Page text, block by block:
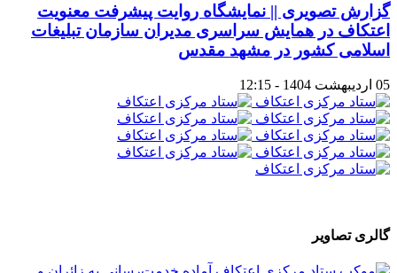
گزارش تصویری || نمایشگاه روایت پیشرفت معنویت
اعتکاف در همایش سراسری مدیران سازمان تبلیغات
اسلامی کشور در مشهد مقدس
05 اردیبهشت 1404 - 12:15
گالری تصاویر